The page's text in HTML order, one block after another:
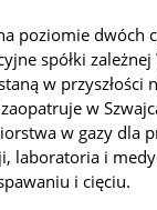
poziomie dwóch
spółki zależnej
w przyszłości
w
w gazy dla
laboratoria i
i cięciu.